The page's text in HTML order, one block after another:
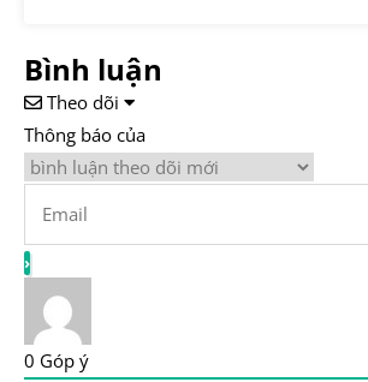
Bình luận
Theo dõi
Thông báo của
0 Góp ý